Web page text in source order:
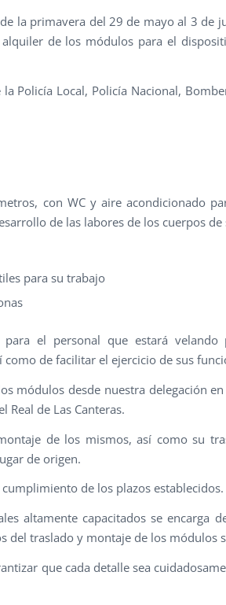
la primavera del 29 de mayo al 3 de
de los módulos para el
Policía Local, Policía Nacional,
con WC y aire acondicionado
de las labores de los cuerpos de
para su trabajo
para el personal que estará
de facilitar el ejercicio de sus
módulos desde nuestra delegación
Real de Las Canteras.
de los mismos, así como su
de origen.
de los plazos establecidos.
altamente capacitados se encarga
del traslado y montaje de los módulos
que cada detalle sea